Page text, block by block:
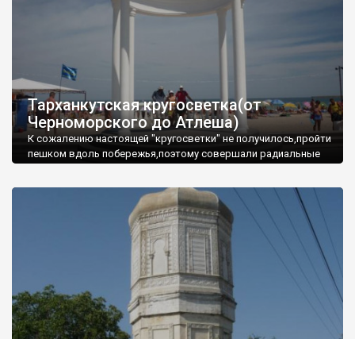
Тарханкутская кругосветка(от
Черноморского до Атлеша)
К сожалению настоящей "кругосветки" не получилось,пройти
пешком вдоль побережья,поэтому совершали радиальные